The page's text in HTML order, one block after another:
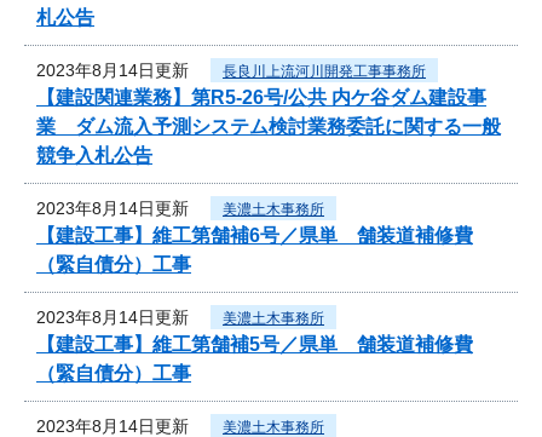
札公告
2023年8月14日更新 長良川上流河川開発工事事務所
【建設関連業務】第R5-26号/公共 内ケ谷ダム建設事
業 ダム流入予測システム検討業務委託に関する一般
競争入札公告
2023年8月14日更新 美濃土木事務所
【建設工事】維工第舗補6号／県単 舗装道補修費
（緊自債分）工事
2023年8月14日更新 美濃土木事務所
【建設工事】維工第舗補5号／県単 舗装道補修費
（緊自債分）工事
2023年8月14日更新 美濃土木事務所